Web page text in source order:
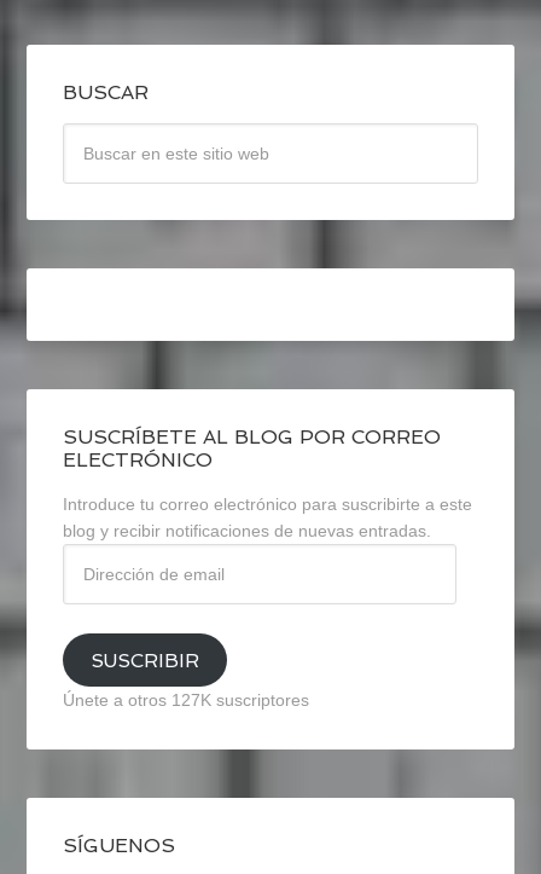
BUSCAR
SUSCRÍBETE AL BLOG POR CORREO
ELECTRÓNICO
Introduce tu correo electrónico para suscribirte a este
blog y recibir notificaciones de nuevas entradas.
email
SUSCRIBIR
Únete a otros 127K suscriptores
SÍGUENOS